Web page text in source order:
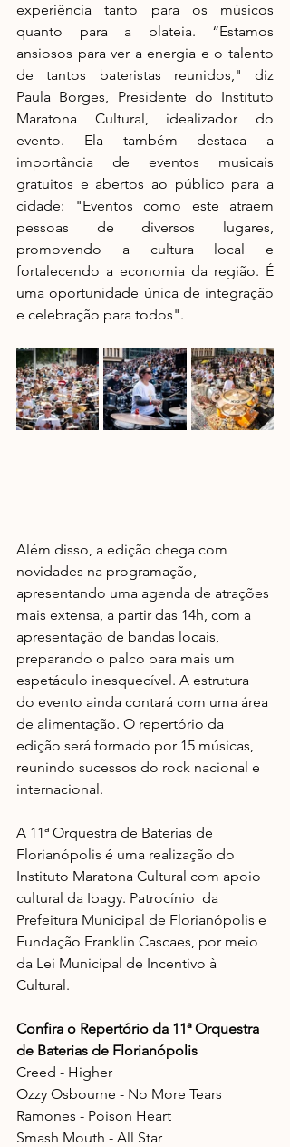
experiência tanto para os músicos
quanto para a plateia. “Estamos
ansiosos para ver a energia e o talento
de tantos bateristas reunidos," diz
Paula Borges, Presidente do Instituto
Maratona Cultural, idealizador do
evento. Ela também destaca a
importância de eventos musicais
gratuitos e abertos ao público para a
cidade: "Eventos como este atraem
pessoas de diversos lugares,
promovendo a cultura local e
fortalecendo a economia da região. É
uma oportunidade única de integração
e celebração para todos".
Além disso, a edição chega com
novidades na programação,
apresentando uma agenda de atrações
mais extensa, a partir das 14h, com a
apresentação de bandas locais,
preparando o palco para mais um
espetáculo inesquecível. A estrutura
do evento ainda contará com uma área
de alimentação. O repertório da
edição será formado por 15 músicas,
reunindo sucessos do rock nacional e
internacional.
A 11ª Orquestra de Baterias de
Florianópolis é uma realização do
Instituto Maratona Cultural com apoio
cultural da Ibagy. Patrocínio  da
Prefeitura Municipal de Florianópolis e
Fundação Franklin Cascaes, por meio
da Lei Municipal de Incentivo à
Cultural.⠀
Confira o Repertório da 11ª Orquestra
de Baterias de Florianópolis
Creed - Higher
Ozzy Osbourne - No More Tears
Ramones - Poison Heart
Smash Mouth - All Star